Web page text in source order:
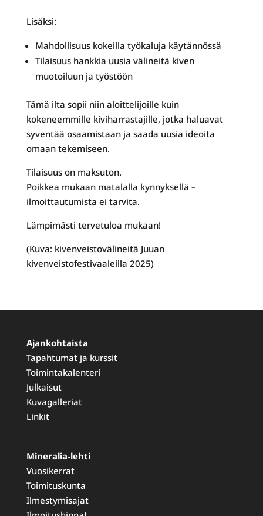
Lisäksi:
Mahdollisuus kokeilla työkaluja käytännössä
Tilaisuus hankkia uusia välineitä kiven
muotoiluun ja työstöön
Tämä ilta sopii niin aloittelijoille kuin
kokeneemmille kiviharrastajille, jotka haluavat
syventää osaamistaan ja saada uusia ideoita
omaan tekemiseen.
Tilaisuus on maksuton.
Poikkea mukaan matalalla kynnyksellä –
ilmoittautumista ei tarvita.
Lämpimästi tervetuloa mukaan!
(Kuva: kivenveistovälineitä Juuan
kivenveistofestivaaleilla 2025)
Ajankohtaista
Tapahtumat ja kurssit
Toimintakalenteri
Julkaisut
Kuvagalleriat
Linkit
Mineralia-lehti
Vuosikerrat
Toimituskunta
Ilmestymisajat